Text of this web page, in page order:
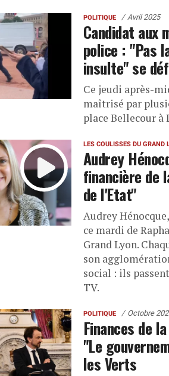
POLITIQUE Avril 2025
Candidat aux
police : "Pas
insulte" se
Ce jeudi après-
maîtrisé par
place Bellecour à
LES COULISSES DU GRAND
Audrey
financière de
de l'Etat"
Audrey
ce mardi de
Grand Lyon.
son
social : ils
TV.
POLITIQUE Octobre
Finances de
"Le
les Verts